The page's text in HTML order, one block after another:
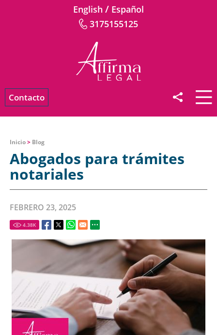
English / Español
3175155125
Contacto
Inicio> Blog
Abogados para trámites
notariales
FEBRERO 23, 2025
4.38K